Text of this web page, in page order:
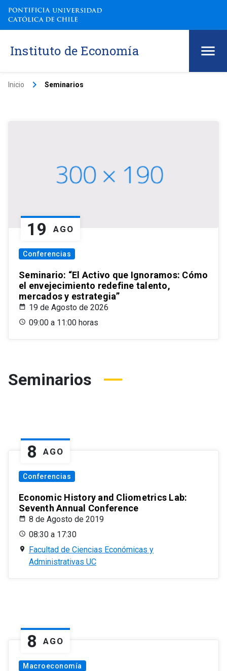
Instituto de Economía
Inicio keyboard_arrow_right Seminarios
19 AGO
Conferencias
Seminario: “El Activo que Ignoramos: Cómo
el envejecimiento redefine talento,
mercados y estrategia”
19 de Agosto de 2026
09:00 a 11:00 horas
Seminarios
8 AGO
Conferencias
Economic History and Cliometrics Lab:
Seventh Annual Conference
8 de Agosto de 2019
08:30 a 17:30
Facultad de Ciencias Económicas y
Administrativas UC
8 AGO
Macroeconomía